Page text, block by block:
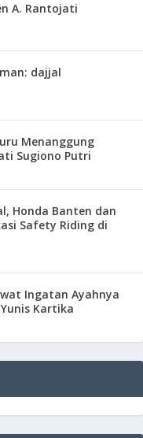
A. Rantojati
dajjal
Menanggung
Sugiono Putri
Honda Banten dan
Safety Riding di
Ingatan Ayahnya
Kartika